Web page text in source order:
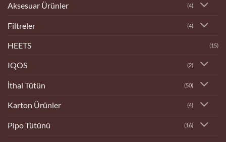
Aksesuar Ürünler (4)
Filtreler (4)
HEETS (15)
IQOS (2)
İthal Tütün (50)
Karton Ürünler (4)
Pipo Tütünü (16)